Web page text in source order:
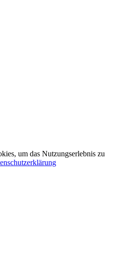
um das Nutzungserlebnis zu